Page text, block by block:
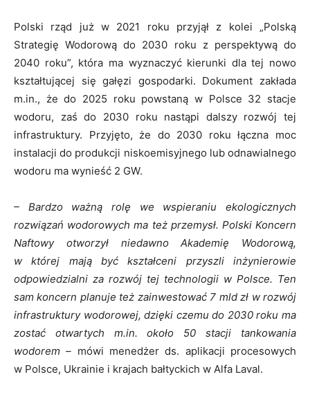
Polski rząd już w 2021 roku przyjął z kolei „Polską
Strategię Wodorową do 2030 roku z perspektywą do
2040 roku”, która ma wyznaczyć kierunki dla tej nowo
kształtującej się gałęzi gospodarki. Dokument zakłada
m.in., że do 2025 roku powstaną w Polsce 32 stacje
wodoru, zaś do 2030 roku nastąpi dalszy rozwój tej
infrastruktury. Przyjęto, że do 2030 roku łączna moc
instalacji do produkcji niskoemisyjnego lub odnawialnego
wodoru ma wynieść 2 GW.
– Bardzo ważną rolę we wspieraniu ekologicznych
rozwiązań wodorowych ma też przemysł. Polski Koncern
Naftowy otworzył niedawno Akademię Wodorową,
w której mają być kształceni przyszli inżynierowie
odpowiedzialni za rozwój tej technologii w Polsce. Ten
sam koncern planuje też zainwestować 7 mld zł w rozwój
infrastruktury wodorowej, dzięki czemu do 2030 roku ma
zostać otwartych m.in. około 50 stacji tankowania
wodorem – mówi menedżer ds. aplikacji procesowych
w Polsce, Ukrainie i krajach bałtyckich w Alfa Laval.